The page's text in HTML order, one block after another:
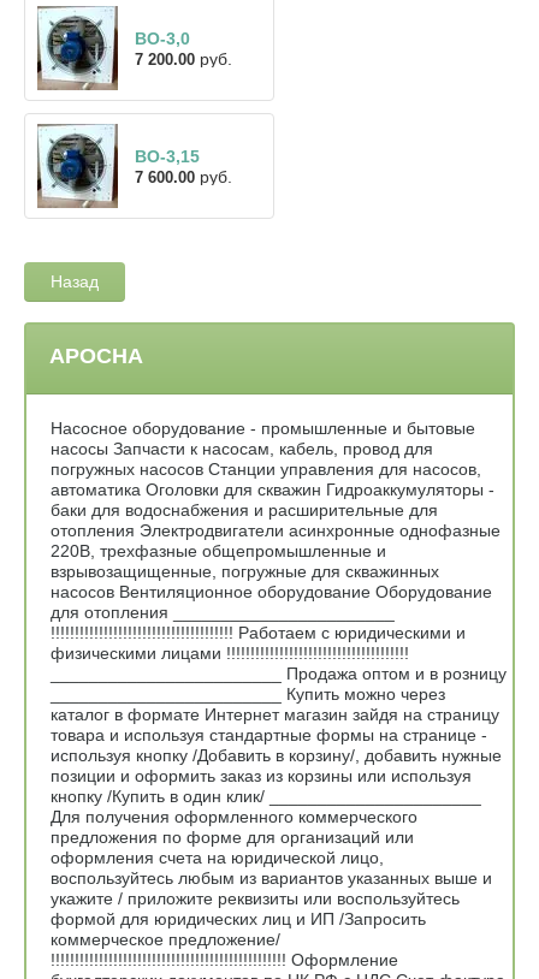
ВО-3,0
7 200.00 руб.
ВО-3,15
7 600.00 руб.
Назад
АРОСНА
Насосное оборудование - промышленные и бытовые
насосы Запчасти к насосам, кабель, провод для
погружных насосов Станции управления для насосов,
автоматика Оголовки для скважин Гидроаккумуляторы -
баки для водоснабжения и расширительные для
отопления Электродвигатели асинхронные однофазные
220В, трехфазные общепромышленные и
взрывозащищенные, погружные для скважинных
насосов Вентиляционное оборудование Оборудование
для отопления _______________________
!!!!!!!!!!!!!!!!!!!!!!!!!!!!!!!!!!!!!! Работаем с юридическими и
физическими лицами !!!!!!!!!!!!!!!!!!!!!!!!!!!!!!!!!!!!!!
________________________ Продажа оптом и в розницу
________________________ Купить можно через
каталог в формате Интернет магазин зайдя на страницу
товара и используя стандартные формы на странице -
используя кнопку /Добавить в корзину/, добавить нужные
позиции и оформить заказ из корзины или используя
кнопку /Купить в один клик/ ______________________
Для получения оформленного коммерческого
предложения по форме для организаций или
оформления счета на юридической лицо,
воспользуйтесь любым из вариантов указанных выше и
укажите / приложите реквизиты или воспользуйтесь
формой для юридических лиц и ИП /Запросить
коммерческое предложение/
!!!!!!!!!!!!!!!!!!!!!!!!!!!!!!!!!!!!!!!!!!!!!!!!! Оформление